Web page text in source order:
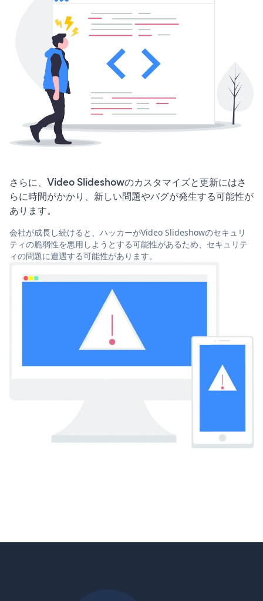
さらに、Video Slideshowのカスタマイズと更新にはさ
らに時間がかかり、新しい問題やバグが発生する可能性が
あります。
会社が成長し続けると、ハッカーがVideo Slideshowのセキュリ
ティの脆弱性を悪用しようとする可能性があるため、セキュリテ
ィの問題に遭遇する可能性があります。